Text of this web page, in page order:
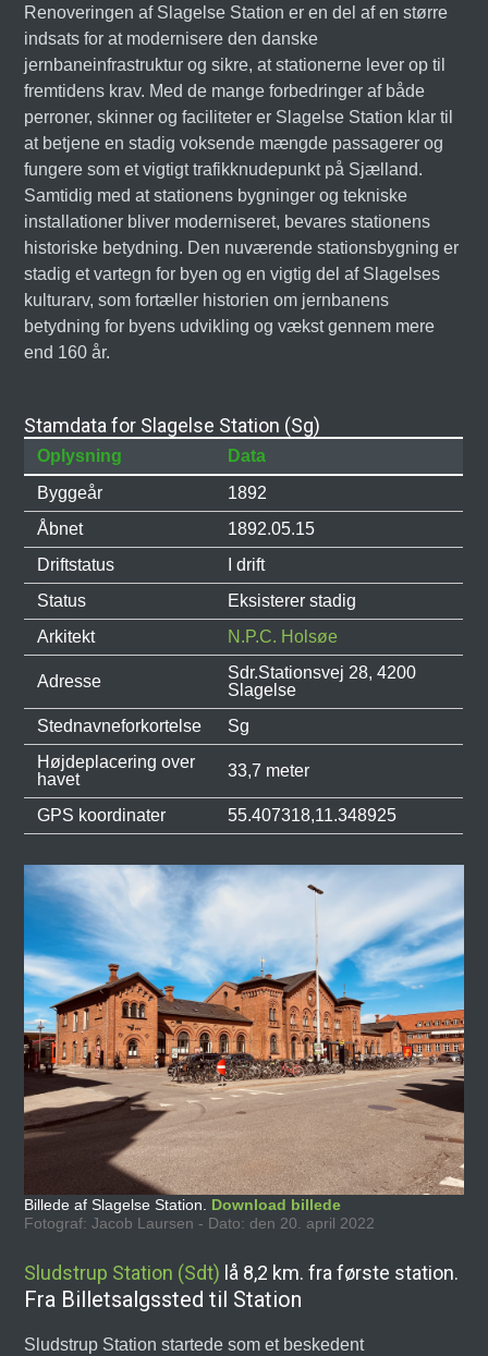
Renoveringen af Slagelse Station er en del af en større
indsats for at modernisere den danske
jernbaneinfrastruktur og sikre, at stationerne lever op til
fremtidens krav. Med de mange forbedringer af både
perroner, skinner og faciliteter er Slagelse Station klar til
at betjene en stadig voksende mængde passagerer og
fungere som et vigtigt trafikknudepunkt på Sjælland.
Samtidig med at stationens bygninger og tekniske
installationer bliver moderniseret, bevares stationens
historiske betydning. Den nuværende stationsbygning er
stadig et vartegn for byen og en vigtig del af Slagelses
kulturarv, som fortæller historien om jernbanens
betydning for byens udvikling og vækst gennem mere
end 160 år.
Stamdata for Slagelse Station (Sg)
Oplysning
Data
Byggeår
1892
Åbnet
1892.05.15
Driftstatus
I drift
Status
Eksisterer stadig
Arkitekt
N.P.C. Holsøe
Adresse
Sdr.Stationsvej 28, 4200
Slagelse
Stednavneforkortelse
Sg
Højdeplacering over
havet
33,7 meter
GPS koordinater 55.407318,11.348925
Billede af Slagelse Station. Download billede
Fotograf: Jacob Laursen - Dato: den 20. april 2022
Sludstrup Station (Sdt) lå 8,2 km. fra første station.
Fra Billetsalgssted til Station
Sludstrup Station startede som et beskedent